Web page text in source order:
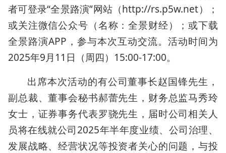
者可登录“全景路演”网站（http://rs.p5w.net）；
或关注微信公众号（名称：全景财经）；或下载
全景路演APP，参与本次互动交流。活动时间为
2025年9月11日（周四）15:00-17:00。
出席本次活动的有公司董事长赵国锋先生，
副总裁、董事会秘书郝蕾先生，财务总监马秀玲
女士，证券事务代表罗骁先生，届时公司相关人
员将在线就公司2025年半年度业绩、公司治理、
发展战略、经营状况等投资者关心的问题，与投